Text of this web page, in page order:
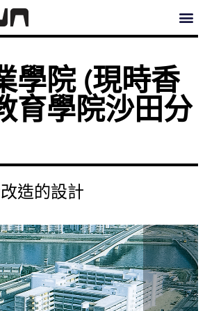
學院 (現時香
育學院沙田分
造的設計